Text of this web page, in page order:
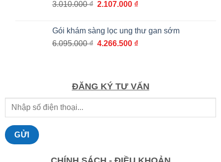
5.806.500 ₫.
3.010.000₫ Giá
3.010.000 ₫.
2.107.000 ₫Giá
là:
2.107.000 ₫.
Gói khám sàng lọc ung thư gan sớm
6.095.000₫ Giá
4.266.500 ₫Giá
4.266.500 ₫.
ĐĂNG KÝ TƯ VẤN